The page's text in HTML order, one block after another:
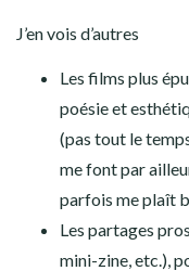
J’en vois d’autres
Les films plus
poésie et
(pas tout le
me font par
parfois me plaît
Les partages
mini-zine, etc.),